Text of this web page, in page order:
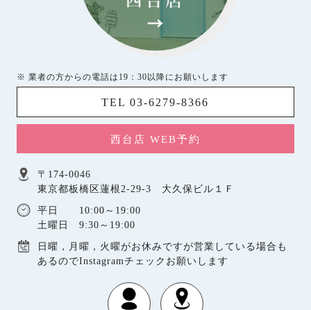
※ 業者の方からの電話は19：30以降にお願いします
TEL 03-6279-8366
西台店 WEB予約
〒174-0046
東京都板橋区蓮根2-29-3 大久保ビル１Ｆ
平日 10:00～19:00
土曜日 9:30～19:00
日曜，月曜，火曜がお休みですが営業している場合も
あるのでInstagramチェックお願いします